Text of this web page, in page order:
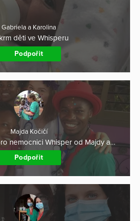
Gabriela a Karolina
děti ve Whisperu
Podpořit
Majda Kočičí
nemocnici Whisper od Majdy a…
Podpořit